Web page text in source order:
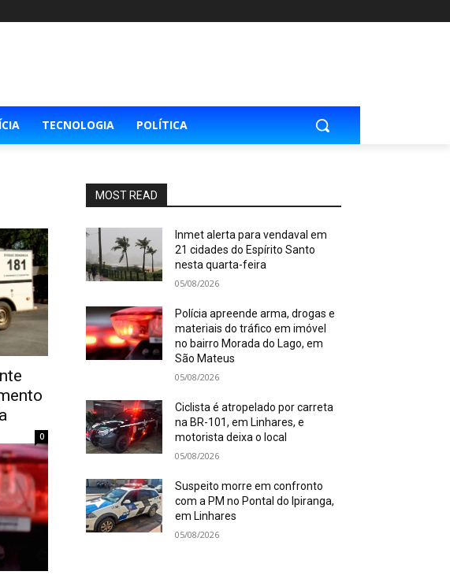
TECNOLOGIA POLÍTICA
0
MOST READ
Inmet alerta para vendaval em
21 cidades do Espírito Santo
nesta quarta-feira
05/08/2026
Polícia apreende arma, drogas e
materiais do tráfico em imóvel
no bairro Morada do Lago, em
São Mateus
05/08/2026
Ciclista é atropelado por carreta
na BR-101, em Linhares, e
motorista deixa o local
05/08/2026
Suspeito morre em confronto
com a PM no Pontal do Ipiranga,
em Linhares
05/08/2026